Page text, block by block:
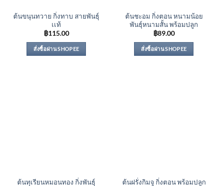
ต้นขนุนทวาย กิ่งทาบ สายพันธุ์
เเท้
฿115.00
สั่งซื้อผ่าน SHOPEE
ต้นชะอม กิ่งตอน หนามน้อย
พันธุ์หนามสั้น พร้อมปลูก
฿89.00
สั่งซื้อผ่าน SHOPEE
ต้นทุเรียนหมอนทอง กิ่งพันธุ์ ต้นฝรั่งกิมจู กิ่งตอน พร้อมปลูก